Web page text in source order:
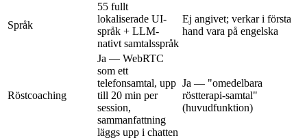
Språk
55 fullt
lokaliserade UI-
språk + LLM-
nativt samtalsspråk
Ej angivet; verkar i första
hand vara på engelska
Röstcoaching
Ja — WebRTC
som ett
telefonsamtal, upp
till 20 min per
session,
sammanfattning
läggs upp i chatten
Ja — "omedelbara
röstterapi-samtal"
(huvudfunktion)